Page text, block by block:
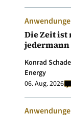
Die Zeit
jedermann
Konrad
Energy
06. Aug. 2026